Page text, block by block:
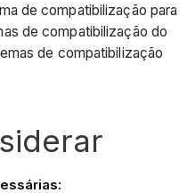
de compatibilização para
de compatibilização do
de compatibilização